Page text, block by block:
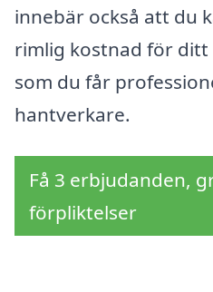
innebär också att du
rimlig kostnad för
som du får
hantverkare.
Få 3 erbjudanden,
förpliktelser